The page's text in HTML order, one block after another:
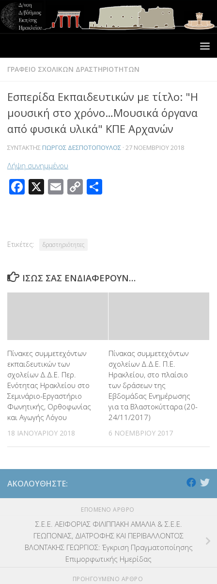
ΓΡΑΦΕΙΟ ΣΧΟΛΙΚΩΝ ΔΡΑΣΤΗΡΙΟΤΗΤΩΝ
Εσπερίδα Εκπαιδευτικών με τίτλο: "Η
μουσική στο χρόνο…Μουσικά όργανα
από φυσικά υλικά" ΚΠΕ Αρχανών
ΣΥΝΤΆΚΤΗΣ ΓΙΏΡΓΟΣ ΔΕΣΠΟΤΌΠΟΥΛΟΣ · 27 ΝΟΕΜΒΡΊΟΥ 2018
Λήψη συνημμένου
Facebook
X Email
Copy
Ετικέτες: δραστηριότητες
ΊΣΩΣ ΣΑΣ ΕΝΔΙΑΦΈΡΟΥΝ…
Πίνακες συμμετεχόντων
εκπαιδευτικών των
σχολείων Δ.Δ.Ε. Περ.
Ενότητας Ηρακλείου στο
Σεμινάριο-Εργαστήριο
Φωνητικής, Ορθοφωνίας
και Αγωγής Λόγου
18 ΙΑΝΟΥΑΡΊΟΥ 2018
Πίνακας συμμετεχόντων
σχολείων Δ.Δ.Ε. Π.Ε.
Ηρακλείου, στο πλαίσιο
των δράσεων της
Εβδομάδας Ενημέρωσης
για τα Βλαστοκύτταρα (20-
24/11/2017)
6 ΝΟΕΜΒΡΊΟΥ 2017
ΑΚΟΛΟΥΘΉΣΤΕ:
ΕΠΌΜΕΝΟ ΆΡΘΡΟ
Σ.Ε.Ε. ΑΕΙΦΟΡΙΑΣ ΦΙΛΙΠΠΑΚΗ ΑΜΑΛΙΑ & Σ.Ε.Ε.
ΓΕΩΠΟΝΙΑΣ, ΔΙΑΤΡΟΦΗΣ ΚΑΙ ΠΕΡΙΒΑΛΛΟΝΤΟΣ
ΒΛΟΝΤΑΚΗΣ ΓΕΩΡΓΙΟΣ: Έγκριση Πραγματοποίησης
Επιμορφωτικής Ημερίδας
ΠΡΟΗΓΟΎΜΕΝΟ ΆΡΘΡΟ